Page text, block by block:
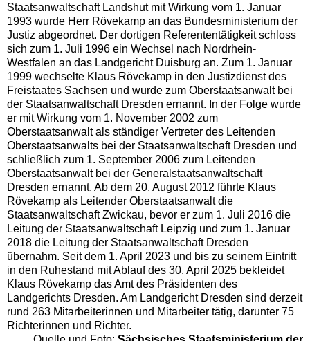
Staatsanwaltschaft Landshut mit Wirkung vom 1. Januar
1993 wurde Herr Rövekamp an das Bundesministerium der
Justiz abgeordnet. Der dortigen Referententätigkeit schloss
sich zum 1. Juli 1996 ein Wechsel nach Nordrhein-
Westfalen an das Landgericht Duisburg an. Zum 1. Januar
1999 wechselte Klaus Rövekamp in den Justizdienst des
Freistaates Sachsen und wurde zum Oberstaatsanwalt bei
der Staatsanwaltschaft Dresden ernannt. In der Folge wurde
er mit Wirkung vom 1. November 2002 zum
Oberstaatsanwalt als ständiger Vertreter des Leitenden
Oberstaatsanwalts bei der Staatsanwaltschaft Dresden und
schließlich zum 1. September 2006 zum Leitenden
Oberstaatsanwalt bei der Generalstaatsanwaltschaft
Dresden ernannt. Ab dem 20. August 2012 führte Klaus
Rövekamp als Leitender Oberstaatsanwalt die
Staatsanwaltschaft Zwickau, bevor er zum 1. Juli 2016 die
Leitung der Staatsanwaltschaft Leipzig und zum 1. Januar
2018 die Leitung der Staatsanwaltschaft Dresden
übernahm. Seit dem 1. April 2023 und bis zu seinem Eintritt
in den Ruhestand mit Ablauf des 30. April 2025 bekleidet
Klaus Rövekamp das Amt des Präsidenten des
Landgerichts Dresden. Am Landgericht Dresden sind derzeit
rund 263 Mitarbeiterinnen und Mitarbeiter tätig, darunter 75
Richterinnen und Richter.